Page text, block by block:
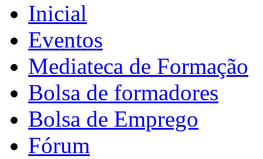
Inicial
Eventos
Mediateca de Formação
Bolsa de formadores
Bolsa de Emprego
Fórum